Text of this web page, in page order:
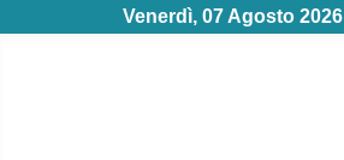
Venerdì, 07 Agosto 2026